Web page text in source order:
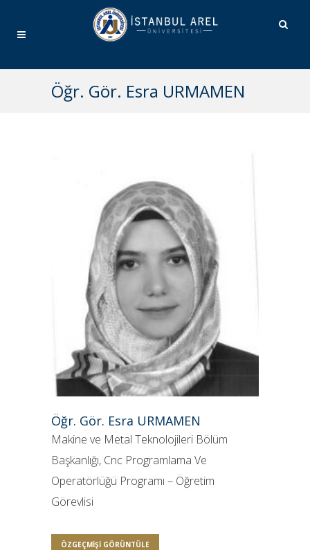
Öğr. Gör. Esra URMAMEN
Öğr. Gör. Esra URMAMEN
Makine ve Metal Teknolojileri Bölüm
Başkanlığı, Cnc Programlama Ve
Operatörlüğü Programı – Öğretim
Görevlisi
ÖZGEÇMIŞI GÖRÜNTÜLE